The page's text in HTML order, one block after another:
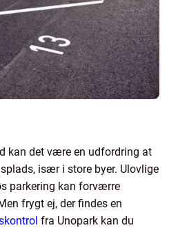
kan det være en udfordring at
især i store byer. Ulovlige
parkering kan forværre
frygt ej, der findes en
fra Unopark kan du